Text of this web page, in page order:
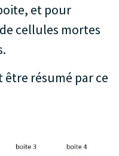
et pour
cellules mortes
résumé par ce